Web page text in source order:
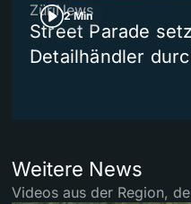
2 Min
ZüriNews
Street Parade
Detailhändler
Weitere News
Videos aus der Region,